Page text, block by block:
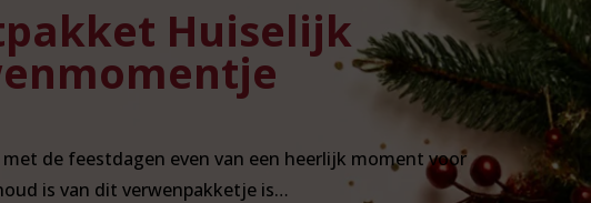
Huiselijk
de feestdagen even van een heerlijk moment voor
is van dit verwenpakketje is…